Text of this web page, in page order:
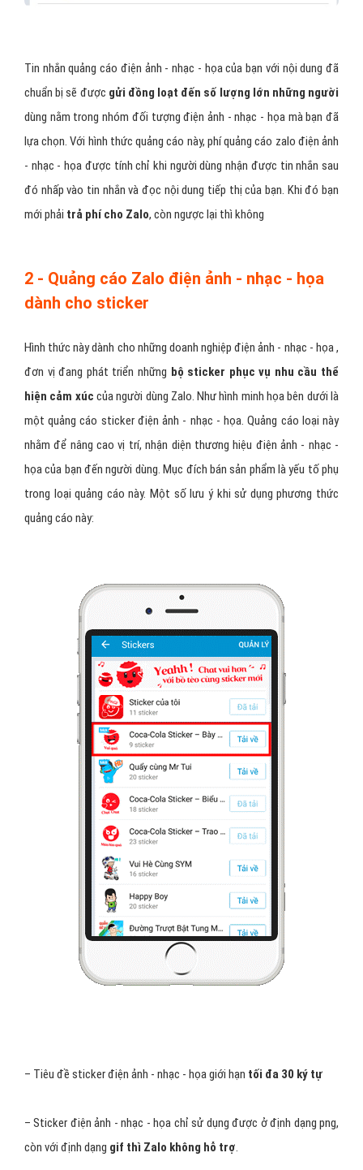
Tin nhắn quảng cáo điện ảnh - nhạc - họa của bạn với nội dung đã
chuẩn bị sẽ được gửi đồng loạt đến số lượng lớn những người
dùng nằm trong nhóm đối tượng điện ảnh - nhạc - họa mà bạn đã
lựa chọn. Với hình thức quảng cáo này, phí quảng cáo zalo điện ảnh
- nhạc - họa được tính chỉ khi người dùng nhận được tin nhắn sau
đó nhấp vào tin nhắn và đọc nội dung tiếp thị của bạn. Khi đó bạn
mới phải trả phí cho Zalo, còn ngược lại thì không
2 - Quảng cáo Zalo điện ảnh - nhạc - họa
dành cho sticker
Hình thức này dành cho những doanh nghiệp điện ảnh - nhạc - họa ,
đơn vị đang phát triển những bộ sticker phục vụ nhu cầu thể
hiện cảm xúc của người dùng Zalo. Như hình minh họa bên dưới là
một quảng cáo sticker điện ảnh - nhạc - họa. Quảng cáo loại này
nhằm để nâng cao vị trí, nhận diện thương hiệu điện ảnh - nhạc -
họa của bạn đến người dùng. Mục đích bán sản phẩm là yếu tố phụ
trong loại quảng cáo này. Một số lưu ý khi sử dụng phương thức
quảng cáo này:
– Tiêu đề sticker điện ảnh - nhạc - họa giới hạn tối đa 30 ký tự
– Sticker điện ảnh - nhạc - họa chỉ sử dụng được ở định dạng png,
còn với định dạng gif thì Zalo không hỗ trợ